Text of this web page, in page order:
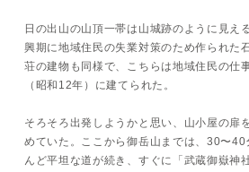
日の出山の山頂一帯は山城跡のように見え
興期に地域住民の失業対策のため作られた
荘の建物も同様で、こちらは地域住民の仕
（昭和12年）に建てられた。
そろそろ出発しようかと思い、山小屋の扉
めていた。ここから御岳山までは、30〜40
んど平坦な道が続き、すぐに「武蔵御嶽神